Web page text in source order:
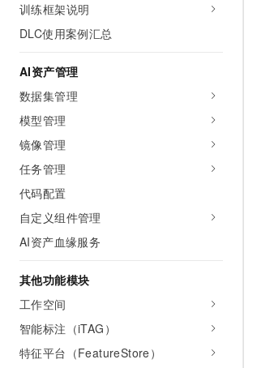
训练框架说明
DLC使用案例汇总
AI资产管理
数据集管理
模型管理
镜像管理
任务管理
代码配置
自定义组件管理
AI资产血缘服务
其他功能模块
工作空间
智能标注（iTAG）
特征平台（FeatureStore）